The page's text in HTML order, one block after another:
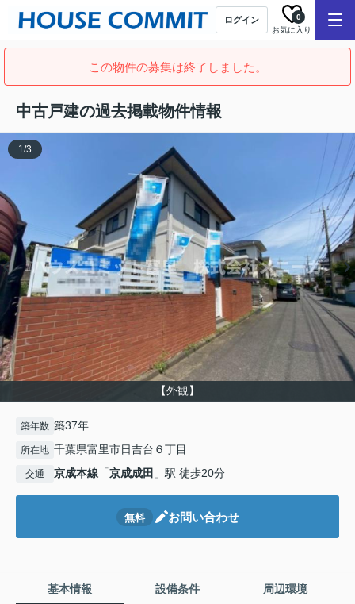
ログイン
お気に入り
0
この物件の募集は終了しました。
中古戸建の過去掲載物件情報
【外観】
1/3
築年数 築37年
所在地 千葉県富里市日吉台６丁目
交通 京成本線 「京成成田 」駅 徒歩20分
無料 お問い合わせ
基本情報 設備条件 周辺環境